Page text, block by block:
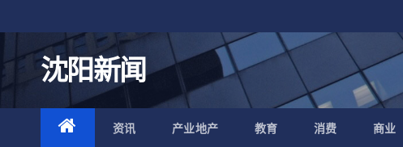
至
内
容
沈阳新闻
资讯 产业地产 教育 消费 商业